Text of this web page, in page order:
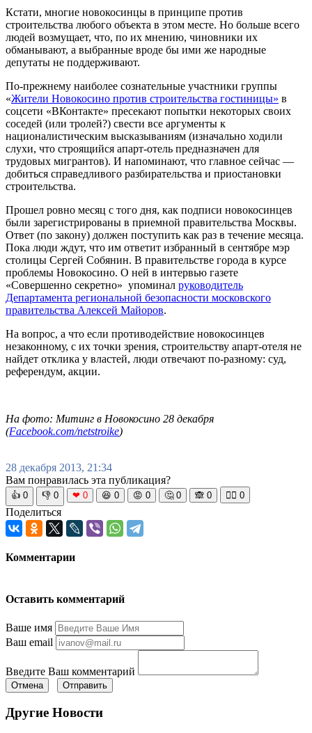
Кстати, многие новокосинцы в принципе против
строительства любого объекта в этом месте. Но больше всего
людей возмущает, что, по их мнению, чиновники их
обманывают, а выбранные вроде бы ими же народные
депутаты не поддерживают.
По-прежнему наиболее сознательные участники группы
«Жители Новокосино против строительства гостиницы» в
соцсети «ВКонтакте» пресекают попытки некоторых своих
соседей (или тролей?) свести все аргументы к
националистическим высказываниям (изначально ходили
слухи, что строящийся апарт-отель предназначен для
трудовых мигрантов). И напоминают, что главное сейчас —
добиться справедливого разбирательства и приостановки
строительства.
Прошел ровно месяц с того дня, как подписи новокосинцев
были зарегистрированы в приемной правительства Москвы.
Ответ (по закону) должен поступить как раз в течение месяца.
Пока люди ждут, что им ответит избранный в сентябре мэр
столицы Сергей Собянин. В правительстве города в курсе
проблемы Новокосино. О ней в интервью газете
«Совершенно секретно» упоминал руководитель
Департамента региональной безопасности московского
правительства Алексей Майоров.
На вопрос, а что если противодействие новокосинцев
незаконному, с их точки зрения, строительству апарт-отеля не
найдет отклика у властей, люди отвечают по-разному: суд,
референдум, акции.
На фото: Митинг в Новокосино 28 декабря
(Facebook.com/netstroike)
28 декабря 2013, 21:34
Вам понравилась эта публикация?
👍 0 👎 0 ❤ 0 😆 0 😡 0 🤔 0 🙈 0 🧘‍♀️ 0
Поделиться
Комментарии
Оставить комментарий
Ваше имя
Ваш email
Введите Ваш комментарий
Отмена Отправить
Другие Новости